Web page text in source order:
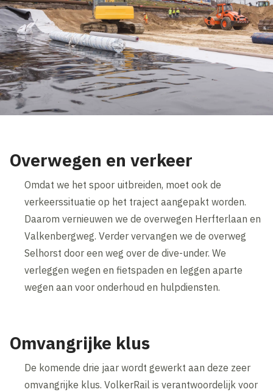
Overwegen en verkeer
Omdat we het spoor uitbreiden, moet ook de
verkeerssituatie op het traject aangepakt worden.
Daarom vernieuwen we de overwegen Herfterlaan en
Valkenbergweg. Verder vervangen we de overweg
Selhorst door een weg over de dive-under. We
verleggen wegen en fietspaden en leggen aparte
wegen aan voor onderhoud en hulpdiensten.
Omvangrijke klus
De komende drie jaar wordt gewerkt aan deze zeer
omvangrijke klus. VolkerRail is verantwoordelijk voor